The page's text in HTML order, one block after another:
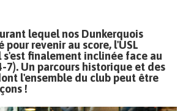
lequel nos Dunkerquois
revenir au score, l'USL
s'est finalement inclinée face au
7). Un parcours historique et des
l'ensemble du club peut être
!